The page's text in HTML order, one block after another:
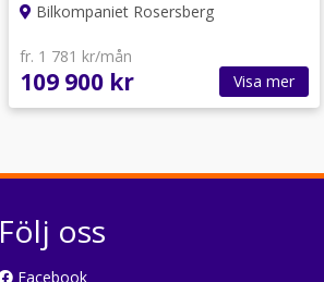
Bilkompaniet Rosersberg
fr. 1 781 kr/mån
109 900 kr Visa mer
Följ oss
Facebook